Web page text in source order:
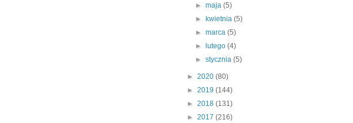
►maja(5)
►
kwietnia(5)
►marca(5)
►
lutego(4)
►stycznia(5)
► 2020 (80)
► 2019 (144)
► 2018 (131)
► 2017 (216)